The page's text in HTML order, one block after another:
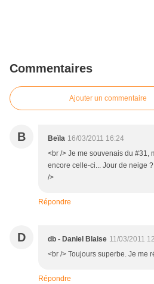
Commentaires
Ajouter un commentaire
B Beïla 16/03/2011 16:24
<br /> Je me souvenais du #31,
encore celle-ci... Jour de neige
/>
Répondre
D db - Daniel Blaise 11/03/2011
<br /> Toujours superbe. Je me
Répondre